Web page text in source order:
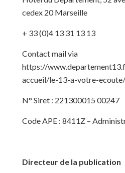
cedex 20 Marseille
+ 33 (0)4 13 31 13 13
Contact mail via
https://
accueil/le-13-a-votre-ecoute/
N° Siret : 221300015 00247
Code APE : 8411Z –
Directeur de la publication